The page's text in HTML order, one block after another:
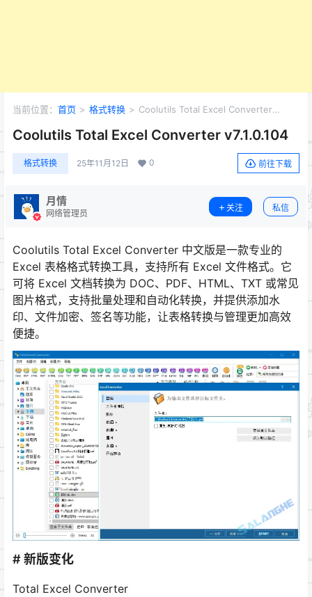
当前位置： 首页 > 格式转换 > Coolutils Total Excel Converter
Coolutils Total Excel Converter v7.1.0.104
格式转换 25年11月12日 0 前往下载
月情
网络管理员
关注 私信
Coolutils Total Excel Converter 中文版是一款专业的
Excel 表格格式转换工具，支持所有 Excel 文件格式。它
可将 Excel 文档转换为 DOC、PDF、HTML、TXT 或常见
图片格式，支持批量处理和自动化转换，并提供添加水
印、文件加密、签名等功能，让表格转换与管理更加高效
便捷。
# 新版变化
Total Excel Converter